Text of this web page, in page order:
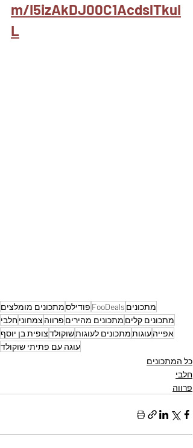
m/I5izAkDJ00C1AcdslTkuI
L
מתכונים FooDeals פודילסמתכונים מומלצים
מתכונים קלים מתכונים מהירים פרווה צמחוניחלבי
אפייהעוגותמתכונים לעוגותשוקולדצופית בן יוסף
עוגה עם פתיתי שוקולד
כל המתכונים
חלבי
פרווה